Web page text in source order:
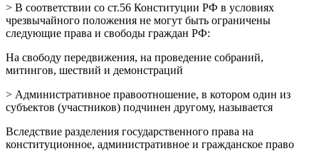
> В соответствии со ст.56 Конституции РФ в условиях
чрезвычайного положения не могут быть ограничены
следующие права и свободы граждан РФ:
На свободу передвижения, на проведение собраний,
митингов, шествий и демонстраций
> Административное правоотношение, в котором один из
субъектов (участников) подчинен другому, называется
Вследствие разделения государственного права на
конституционное, административное и гражданское право